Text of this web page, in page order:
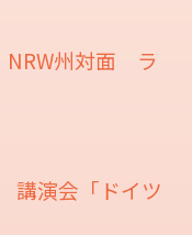
NRW州対面 ラ
講演会「ドイツ